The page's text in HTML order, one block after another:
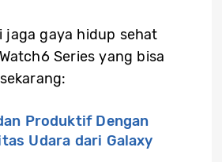
jaga gaya hidup sehat
Series yang bisa
Produktif Dengan
Udara dari Galaxy